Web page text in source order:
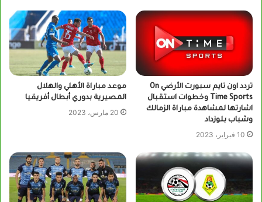
تردد اون تايم سبورت الأرضي On
Time Sports وخطوات استقبال
اشارتها لمشاهدة مباراة الزمالك
وشباب بلوزداد
10 فبراير، 2023
موعد مباراة الأهلي والهلال
المصيرية بدوري أبطال أفريقيا
20 مارس، 2023